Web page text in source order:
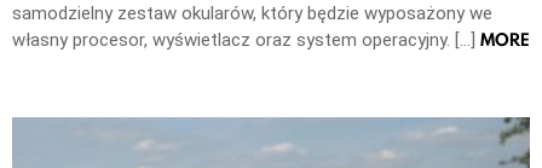
samodzielny zestaw okularów, który będzie wyposażony we
własny procesor, wyświetlacz oraz system operacyjny. […] MORE